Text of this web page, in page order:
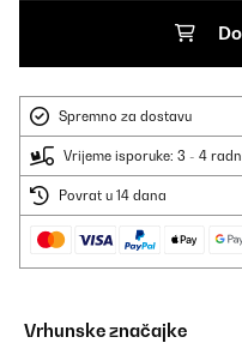
Spremno za dostavu
Vrijeme isporuke: 3 - 4
Povrat u 14 dana
Vrhunske značajke